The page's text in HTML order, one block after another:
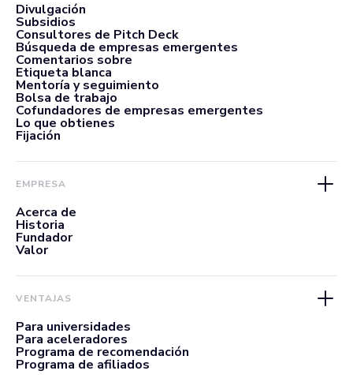
Divulgación
Subsidios
Consultores de Pitch Deck
Búsqueda de empresas emergentes
Comentarios sobre
Etiqueta blanca
Mentoría y seguimiento
Bolsa de trabajo
Cofundadores de empresas emergentes
Lo que obtienes
Fijación
EMPRESA
Acerca de
Historia
Fundador
Valor
VENTAJAS
Para universidades
Para aceleradores
Programa de recomendación
Programa de afiliados